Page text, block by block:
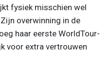
fysiek misschien wel
overwinning in de
haar eerste WorldTour-
voor extra vertrouwen